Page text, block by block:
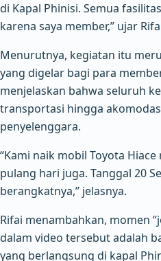
di Kapal Phinisi. Semua
karena saya member,” ujar
Menurutnya, kegiatan itu
yang digelar bagi para
menjelaskan bahwa seluruh
transportasi hingga
penyelenggara.
“Kami naik mobil Toyota
pulang hari juga. Tanggal 20
berangkatnya,” jelasnya.
Rifai menambahkan, momen
dalam video tersebut adalah
yang berlangsung di kapal